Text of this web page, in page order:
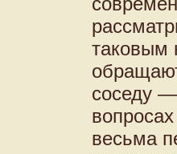
таковым
соседу
весьма